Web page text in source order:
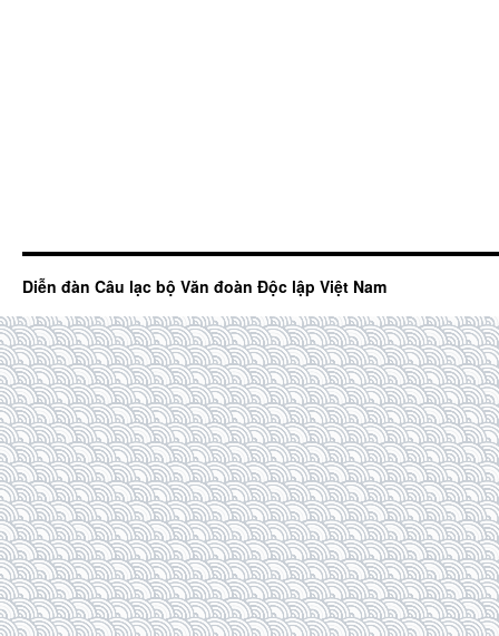
Diễn đàn Câu lạc bộ Văn đoàn Độc lập Việt Nam